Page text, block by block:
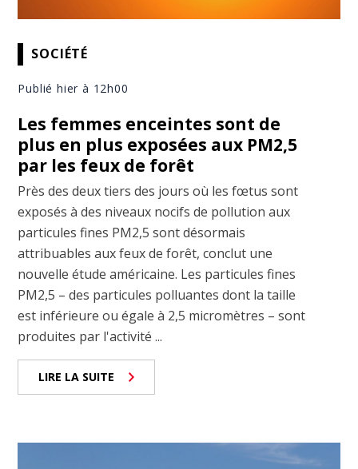
SOCIÉTÉ
Publié hier à 12h00
Les femmes enceintes sont de
plus en plus exposées aux PM2,5
par les feux de forêt
Près des deux tiers des jours où les fœtus sont
exposés à des niveaux nocifs de pollution aux
particules fines PM2,5 sont désormais
attribuables aux feux de forêt, conclut une
nouvelle étude américaine. Les particules fines
PM2,5 – des particules polluantes dont la taille
est inférieure ou égale à 2,5 micromètres – sont
produites par l'activité ...
LIRE LA SUITE